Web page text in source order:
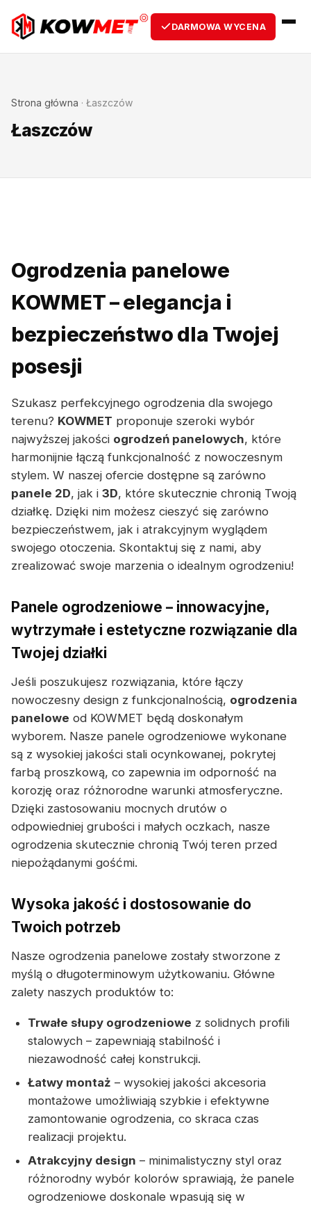
DARMOWA WYCENA
Strona główna · Łaszczów
Łaszczów
Ogrodzenia panelowe
KOWMET – elegancja i
bezpieczeństwo dla Twojej
posesji
Szukasz perfekcyjnego ogrodzenia dla swojego
terenu? KOWMET proponuje szeroki wybór
najwyższej jakości ogrodzeń panelowych, które
harmonijnie łączą funkcjonalność z nowoczesnym
stylem. W naszej ofercie dostępne są zarówno
panele 2D, jak i 3D, które skutecznie chronią Twoją
działkę. Dzięki nim możesz cieszyć się zarówno
bezpieczeństwem, jak i atrakcyjnym wyglądem
swojego otoczenia. Skontaktuj się z nami, aby
zrealizować swoje marzenia o idealnym ogrodzeniu!
Panele ogrodzeniowe – innowacyjne,
wytrzymałe i estetyczne rozwiązanie dla
Twojej działki
Jeśli poszukujesz rozwiązania, które łączy
nowoczesny design z funkcjonalnością, ogrodzenia
panelowe od KOWMET będą doskonałym
wyborem. Nasze panele ogrodzeniowe wykonane
są z wysokiej jakości stali ocynkowanej, pokrytej
farbą proszkową, co zapewnia im odporność na
korozję oraz różnorodne warunki atmosferyczne.
Dzięki zastosowaniu mocnych drutów o
odpowiedniej grubości i małych oczkach, nasze
ogrodzenia skutecznie chronią Twój teren przed
niepożądanymi gośćmi.
Wysoka jakość i dostosowanie do
Twoich potrzeb
Nasze ogrodzenia panelowe zostały stworzone z
myślą o długoterminowym użytkowaniu. Główne
zalety naszych produktów to:
Trwałe słupy ogrodzeniowe z solidnych profili
stalowych – zapewniają stabilność i
niezawodność całej konstrukcji.
Łatwy montaż – wysokiej jakości akcesoria
montażowe umożliwiają szybkie i efektywne
zamontowanie ogrodzenia, co skraca czas
realizacji projektu.
Atrakcyjny design – minimalistyczny styl oraz
różnorodny wybór kolorów sprawiają, że panele
ogrodzeniowe doskonale wpasują się w